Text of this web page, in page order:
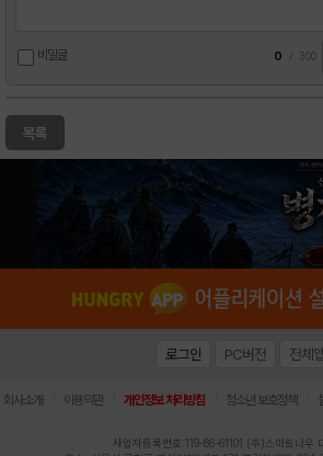
비밀글 0 300
목록
로그인 PC버전 전체앱
회사소개 이용약관 개인정보 처리방침 청소년 보호정책
사업자등록번호:119-86-61101 (주)스마트나우